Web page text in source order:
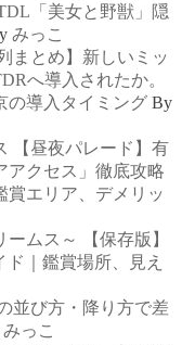
「美女と野獣」隠
みっこ
まとめ】新しいミッ
へ導入されたか。
の導入タイミング By
【昼夜パレード】有
アクセス」徹底攻略
賞エリア、デメリッ
【保存版】
｜鑑賞場所、見え
並び方・降り方で差
みっこ